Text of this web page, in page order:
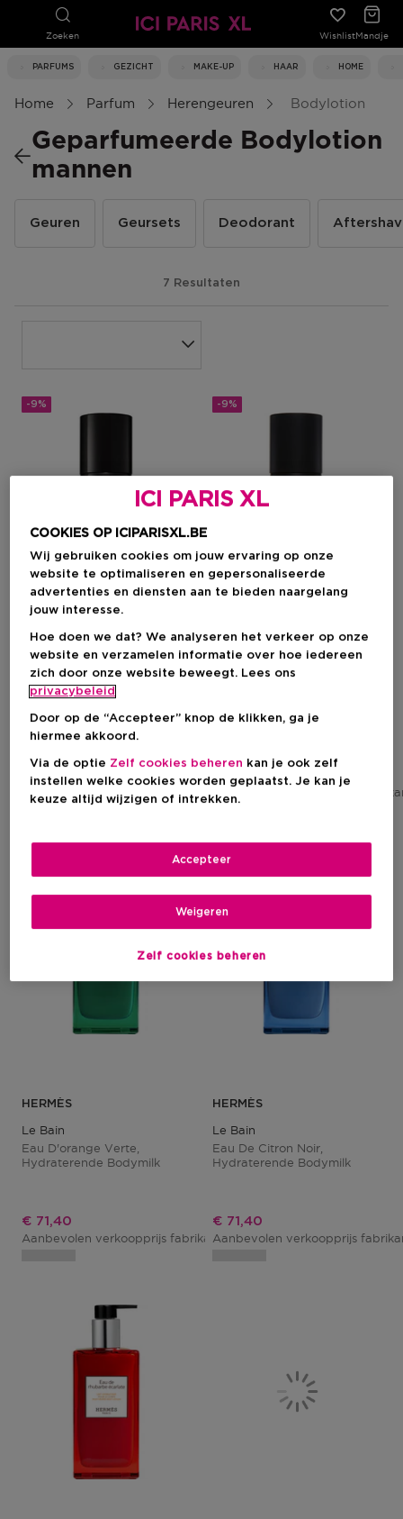
Zoeken WishlistMandje
PARFUMS GEZICHT MAKE-UP HAAR HOME
Home Parfum Herengeuren Bodylotion
Geparfumeerde Bodylotion
mannen
Geuren Geursets Deodorant
7 Resultaten
-9%
TOM FORD
Noir Extreme
All Over Body Spray
Kortingsprijs
€ 48,23
-9%
TOM FORD
Ombre Leather
Kortingsprijs
€ 48,23
Aanbevolen verkoopprijs
HERMÈS
Le Bain
Eau D'orange Verte,
Hydraterende Bodymilk
Kortingsprijs
€ 71,40
Aanbevolen verkoopprijs fabrikant€ 84,00
HERMÈS
Le Bain
Eau De Citron Noir,
Hydraterende Bodymilk
Kortingsprijs
€ 71,40
Aanbevolen verkoopprijs
ICI PARIS XL
COOKIES OP ICIPARISXL.BE
Wij gebruiken cookies om jouw ervaring op onze
website te optimaliseren en gepersonaliseerde
advertenties en diensten aan te bieden naargelang
jouw interesse.
Hoe doen we dat? We analyseren het verkeer op onze
website en verzamelen informatie over hoe iedereen
zich door onze website beweegt. Lees ons
privacybeleid
Door op de “Accepteer” knop de klikken, ga je
hiermee akkoord.
Via de optie Zelf cookies beheren kan je ook zelf
instellen welke cookies worden geplaatst. Je kan je
keuze altijd wijzigen of intrekken.
Zelf cookies beheren
Weigeren
Accepteer